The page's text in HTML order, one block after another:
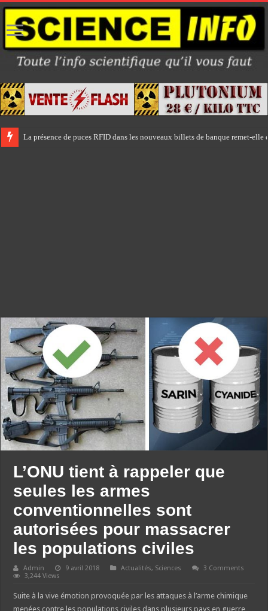
La présence de puces RFID dans les nouveaux billets de banque remet-
L’ONU tient à rappeler que
seules les armes
conventionnelles sont
autorisées pour massacrer
les populations civiles
Admin 9 avril 2018 Actualités, Sciences
3 Comments
3,244 Views
Suite à la vive émotion provoquée par les attaques à l’arme chimique
menées contre les populations civiles dans plusieurs pays en guerre,